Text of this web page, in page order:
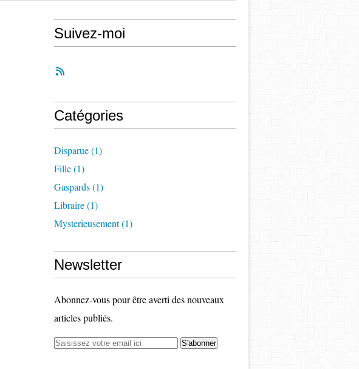
Suivez-moi
Catégories
Disparue(1)
Fille(1)
Gaspards(1)
Libraire(1)
Mysterieusement(1)
Newsletter
Abonnez-vous pour être averti des nouveaux
articles publiés.